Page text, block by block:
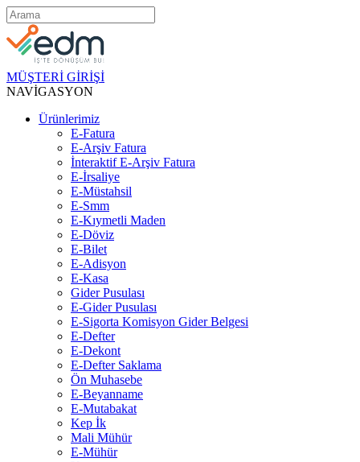
MÜŞTERİ GİRİŞİ
NAVİGASYON
Ürünlerimiz
E-Fatura
E-Arşiv Fatura
İnteraktif E-Arşiv Fatura
E-İrsaliye
E-Müstahsil
E-Smm
E-Kıymetli Maden
E-Döviz
E-Bilet
E-Adisyon
E-Kasa
Gider Pusulası
E-Gider Pusulası
E-Sigorta Komisyon Gider Belgesi
E-Defter
E-Dekont
E-Defter Saklama
Ön Muhasebe
E-Beyanname
E-Mutabakat
Kep İk
Mali Mühür
E-Mühür